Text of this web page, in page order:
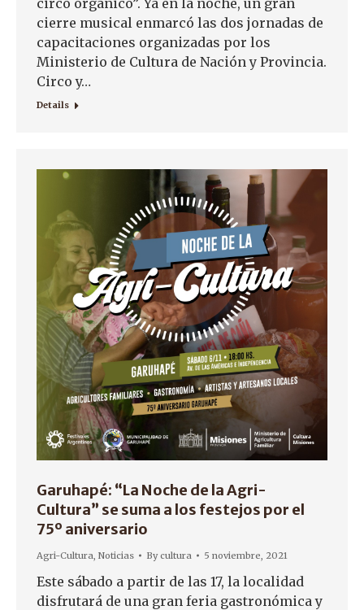
cierre musical enmarcó las dos jornadas de
capacitaciones organizadas por los
Ministerio de Cultura de Nación y Provincia.
Circo y…
Details
Garuhapé: “La Noche de la Agri-
Cultura” se suma a los festejos por el
75º aniversario
Agri-Cultura Noticias Bycultura 5 noviembre, 2021
Este sábado a partir de las 17, la localidad
disfrutará de una gran feria gastronómica y